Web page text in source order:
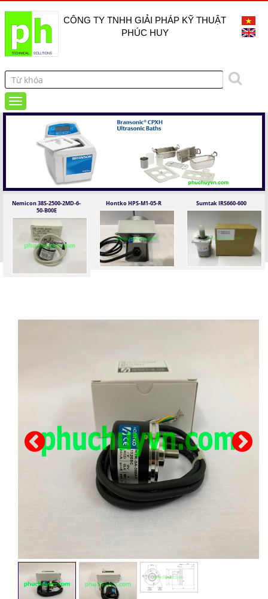
CÔNG TY TNHH GIẢI PHÁP KỸ THUẬT
PHÚC HUY
Nemicon 38S-2500-2MD-6-
50-B00E
Hontko HPS-M1-05-R Sumtak IRS660-600